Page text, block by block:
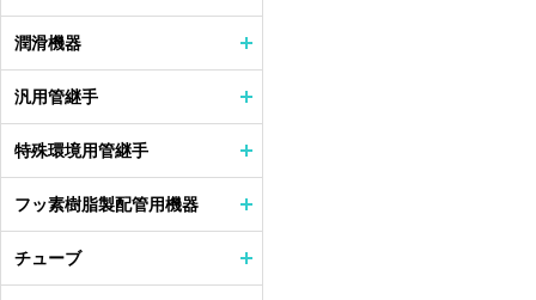
潤滑機器
汎用管継手
特殊環境用管継手
フッ素樹脂製配管用機器
チューブ